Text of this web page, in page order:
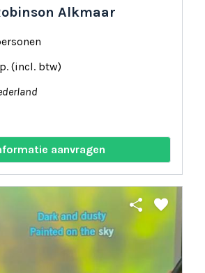
Alkmaar
(incl. btw)
aanvragen
share favorite